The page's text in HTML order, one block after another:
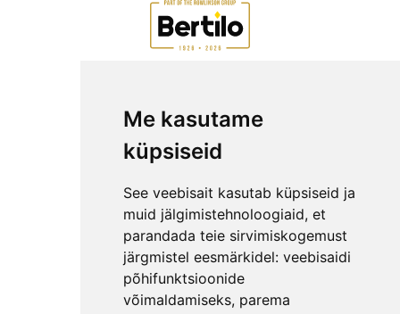
Me kasutame
küpsiseid
See veebisait kasutab küpsiseid ja
muid jälgimistehnoloogiaid, et
parandada teie sirvimiskogemust
järgmistel eesmärkidel: veebisaidi
põhifunktsioonide
võimaldamiseks, parema
ETTEVÕTTEST
KKK
KONTAKT
MEESKOND
GARANTIITINGIMUSED
PRIVAATSUSPOLIITIKA
NÕUANDED
LEPINGUST TAGANEMISE AVALDUS